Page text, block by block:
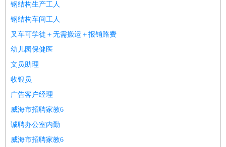
钢结构生产工人
钢结构车间工人
叉车可学徒＋无需搬运＋报销路费
幼儿园保健医
文员助理
收银员
广告客户经理
威海市招聘家教6
诚聘办公室内勤
威海市招聘家教6